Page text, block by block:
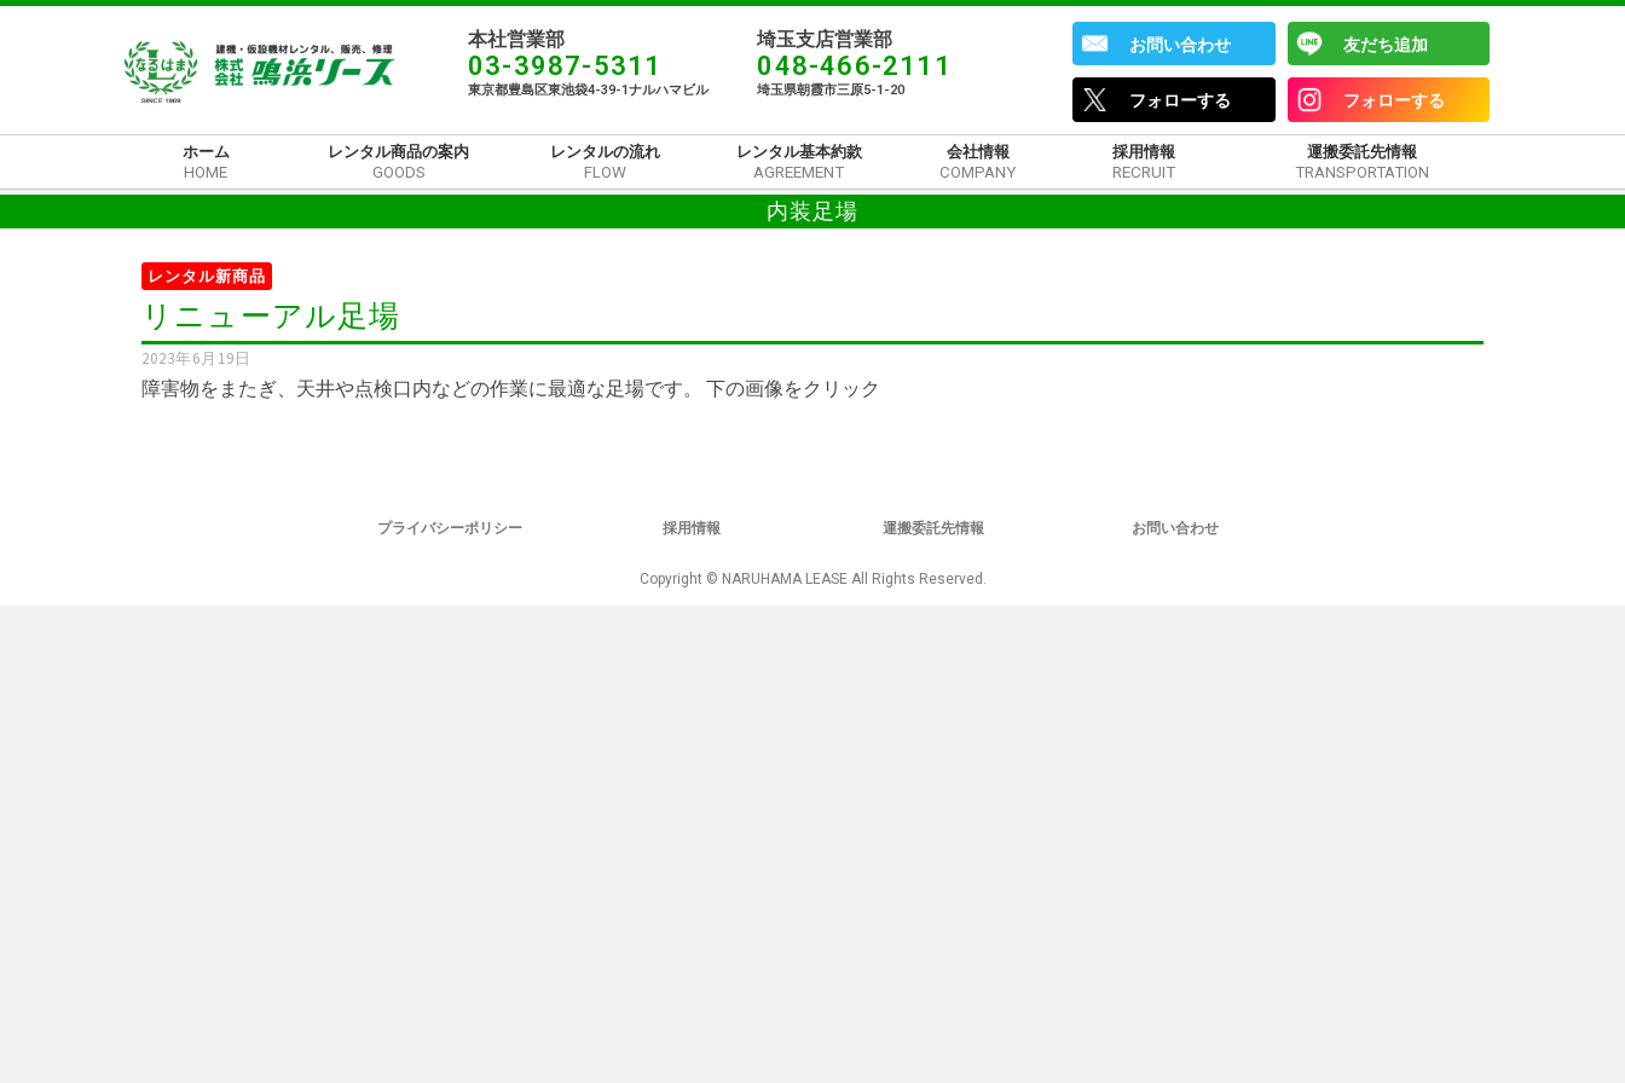
本社営業部​
03-3987-5311
東京都豊島区東池袋4-39-1ナルハマビル​
埼玉支店営業部
048-466-2111
埼玉県朝霞市三原5-1-20
お問い合わせ 友だち追加
フォローする フォローする
ホーム
HOME
レンタル商品の案内
GOODS
レンタルの流れ
FLOW
レンタル基本約款
AGREEMENT
会社情報
COMPANY
採用情報
RECRUIT
運搬委託先情報
TRANSPORTATION
内装足場
レンタル新商品
リニューアル足場
2023年6月19日
障害物をまたぎ、天井や点検口内などの作業に最適な足場です。 下の画像をクリック
プライバシーポリシー 採用情報 運搬委託先情報 お問い合わせ
Copyright © NARUHAMA LEASE All Rights Reserved.